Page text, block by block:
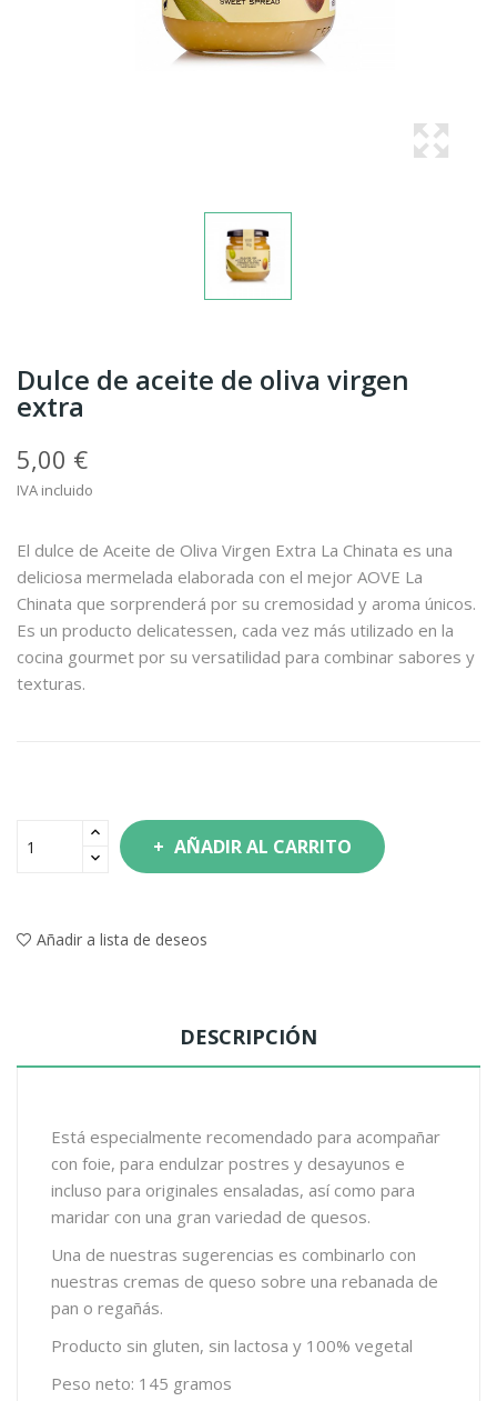
Dulce de aceite de oliva virgen
extra
5,00 €
IVA incluido
El dulce de Aceite de Oliva Virgen Extra La Chinata es una
deliciosa mermelada elaborada con el mejor AOVE La
Chinata que sorprenderá por su cremosidad y aroma únicos.
Es un producto delicatessen, cada vez más utilizado en la
cocina gourmet por su versatilidad para combinar sabores y
texturas.
AÑADIR AL CARRITO
Añadir a lista de deseos
DESCRIPCIÓN
Está especialmente recomendado para acompañar
con foie, para endulzar postres y desayunos e
incluso para originales ensaladas, así como para
maridar con una gran variedad de quesos.
Una de nuestras sugerencias es combinarlo con
nuestras cremas de queso sobre una rebanada de
pan o regañás.
Producto sin gluten, sin lactosa y 100% vegetal
Peso neto: 145 gramos